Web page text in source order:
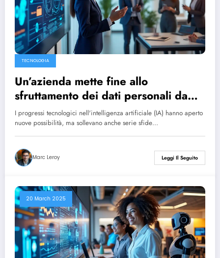
TECNOLOGIA
Un’azienda mette fine allo
sfruttamento dei dati personali da
parte dell’intelligenza artificiale
grazie a un ingegnoso trucco.
I progressi tecnologici nell'intelligenza artificiale (IA) hanno aperto
nuove possibilità, ma sollevano anche serie sfide…
Marc Leroy Leggi Il Seguito
20 March 2025